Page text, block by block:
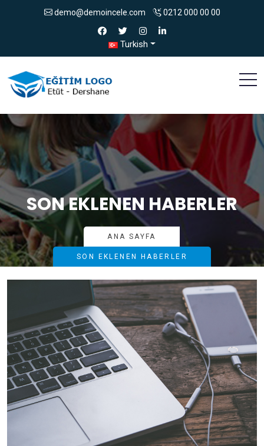
demo@demoincele.com 0212 000 00 00
Turkish
SON EKLENEN HABERLER
ANA SAYFA
SON EKLENEN HABERLER